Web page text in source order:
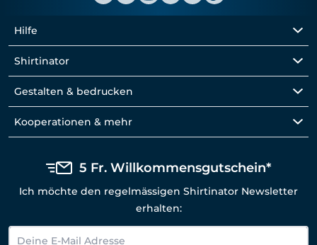
Hilfe
Shirtinator
Gestalten & bedrucken
Kooperationen & mehr
5 Fr. Willkommensgutschein*
Ich möchte den regelmässigen Shirtinator Newsletter
erhalten: